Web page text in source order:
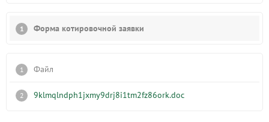
Форма котировочной заявки
Файл
9klmqlndph1jxmy9drj8i1tm2fz86ork.doc